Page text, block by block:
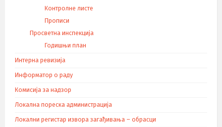
Контролне листе
Прописи
Просветна инспекција
Годишњи план
Интерна ревизија
Информатор о раду
Комисија за надзор
Локална пореска администрација
Локални регистар извора загађивања – обрасци